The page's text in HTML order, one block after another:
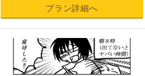
プラン詳細へ